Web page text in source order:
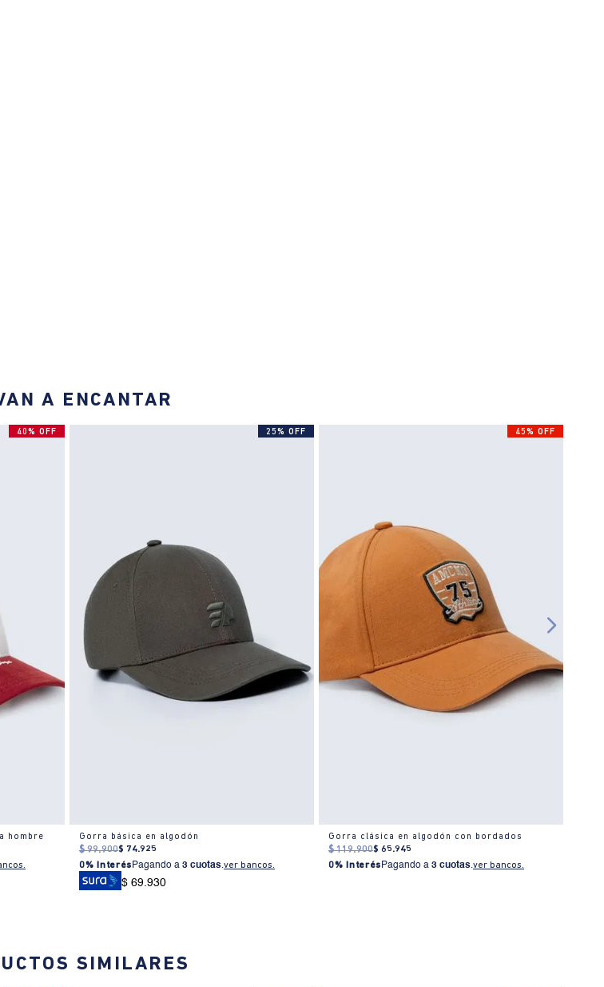
A ENCANTAR
40% OFF
hombre
25% OFF
Gorra básica en algodón
$ 99.900$ 74.925
0% Interés Pagando a3 cuotas.ver bancos.
$ 69.930
45% OFF
Gorra clásica en algodón con bordados
$ 119.900$ 65.945
0% Interés Pagando a3 cuotas.ver bancos.
SIMILARES